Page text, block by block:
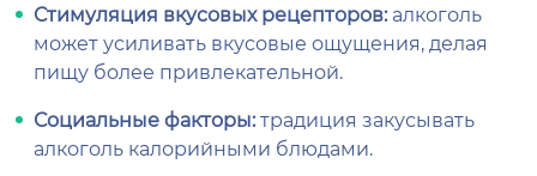
Стимуляция вкусовых рецепторов:алкоголь
может усиливать вкусовые ощущения, делая
пищу более привлекательной.
Социальные факторы:традиция закусывать
алкоголь калорийными блюдами.